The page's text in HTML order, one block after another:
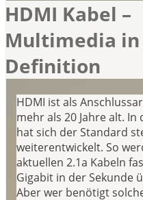
HDMI Kabel –
Multimedia in
Definition
HDMI ist als
mehr als 20 Jahre alt. In
hat sich der Standard
weiterentwickelt. So
aktuellen 2.1a Kabeln
Gigabit in der Sekunde
Aber wer benötigt